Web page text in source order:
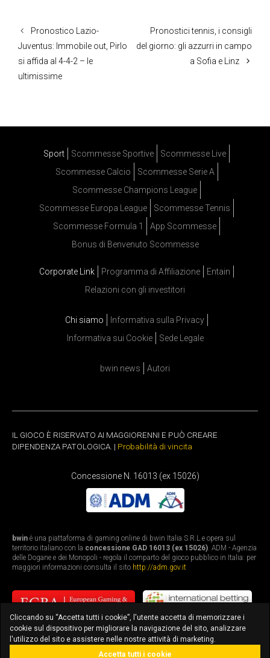
Pronostico Lazio-
Juventus: Immobile out, Pirlo
si affida al 4-4-2 – le
ultimissime
Pronostici tennis, i consigli
del giorno: gli azzurri in campo
a Sofia e Linz
Sport Scommesse Sportive
Scommesse Live
Scommesse Calcio
Scommesse Serie A
Scommesse Champions League
Scommesse Europa League
Scommesse Tennis
Scommesse Formula 1
App Scommesse
Bonus di Benvenuto Scommesse
Corporate Link Programma di Affiliazione
Entain
Relazioni con gli investitori
Chi siamo
Informativa sulla Privacy
Informativa sui Cookie
Sede Legale
bwin news Autori
IL GIOCO È RISERVATO AI MAGGIORENNI E PUÒ CREARE
DIPENDENZA PATOLOGICA. | Probabilità di vincita
Concessione N. 16013 (ex 15026)
bwin è una piattaforma di gaming online di bwin Italia S.R.L e opera sul
territorio italiano con la concessione GAD 16013 (ex 15026). ADM - Agenzia
delle Dogane e dei Monopoli - regola il comparto del gioco pubblico in Italia: per
maggiori informazioni consulta il sito http://adm.gov.it
Cliccando su “Accetta tutti i cookie”, l'utente accetta di memorizzare i
cookie sul dispositivo per migliorare la navigazione del sito, analizzare
l'utilizzo del sito e assistere nelle nostre attività di marketing.
Accetta tutti i cookie